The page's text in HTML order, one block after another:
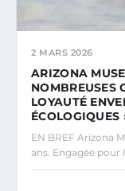
2 MARS 2026
ARIZONA
NOMBREUSES
LOYAUTÉ
ÉCOLOGIQUES
EN BREF Arizona
ans. Engagée pour